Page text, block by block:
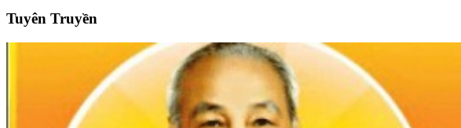
Tuyên Truyền